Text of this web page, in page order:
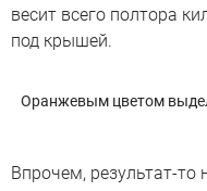
весит всего полтора
под крышей.
Оранжевым цветом
Впрочем, результат-то